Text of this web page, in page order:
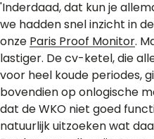
'Inderdaad, dat kun je
we hadden snel inzicht in
onze Paris Proof Monitor.
lastiger. De cv-ketel, die
voor heel koude periodes,
bovendien op onlogische
dat de WKO niet goed
natuurlijk uitzoeken wat